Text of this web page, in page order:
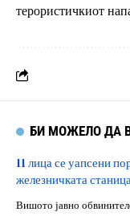
терористичкиот
БИ МОЖЕЛО ДА
11 лица се уапсени
железничката
Вишото јавно